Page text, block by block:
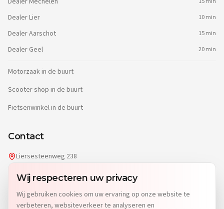
Wij respecteren uw privacy
Wij gebruiken cookies om uw ervaring op onze website te
verbeteren, websiteverkeer te analyseren en
DealerLier 10 min
DealerAarschot 15 min
Dealer Geel 20 min
Motorzaak in de buurt
Scooter shop in de buurt
Fietsenwinkel in de buurt
Contact
Liersesteenweg 238
info@dgwheels.be
014 96 04 32